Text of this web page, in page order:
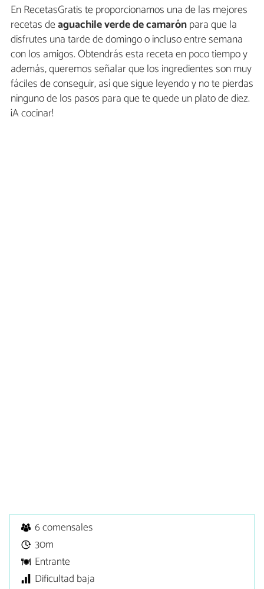
En RecetasGratis te proporcionamos una de las mejores
recetas deaguachile verde de camarónpara que la
disfrutes una tarde de domingo o incluso entre semana
con los amigos. Obtendrás esta receta en poco tiempo y
además, queremos señalar que los ingredientes son muy
fáciles de conseguir, así que sigue leyendo y no te pierdas
ninguno de los pasos para que te quede un plato de diez.
¡A cocinar!
6 comensales
30m
Entrante
Dificultad baja